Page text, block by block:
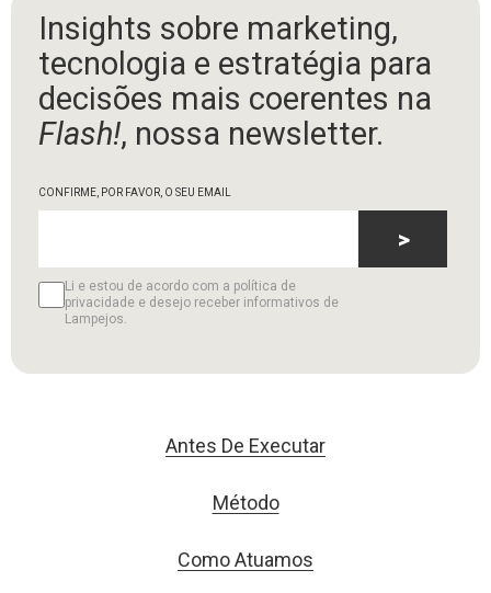
Insights sobre marketing,
tecnologia e estratégia para
decisões mais coerentes na
Flash!, nossa newsletter.
CONFIRME, POR FAVOR, O SEU EMAIL
Li e estou de acordo com a política de
privacidade e desejo receber informativos de
Lampejos.
>
Antes De Executar
Método
Como Atuamos